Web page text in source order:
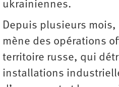
ukrainiennes.
Depuis plusieurs
mène des opérations
territoire russe, qui
installations